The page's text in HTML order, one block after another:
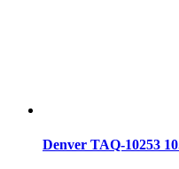
Denver TAQ-10253